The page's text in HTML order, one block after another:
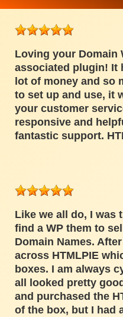
Loving your Domain
associated plugin! It
lot of money and so
to set up and use, it
your customer
responsive and
fantastic support.
Like we all do, I was
find a WP them to
Domain Names.
across HTMLPIE
boxes. I am always
all looked pretty
and purchased the
of the box, but I had